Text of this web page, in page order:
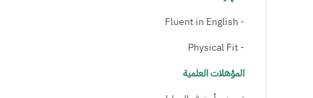
- Fluent in English
- Physical Fit
المؤهلات العلمية